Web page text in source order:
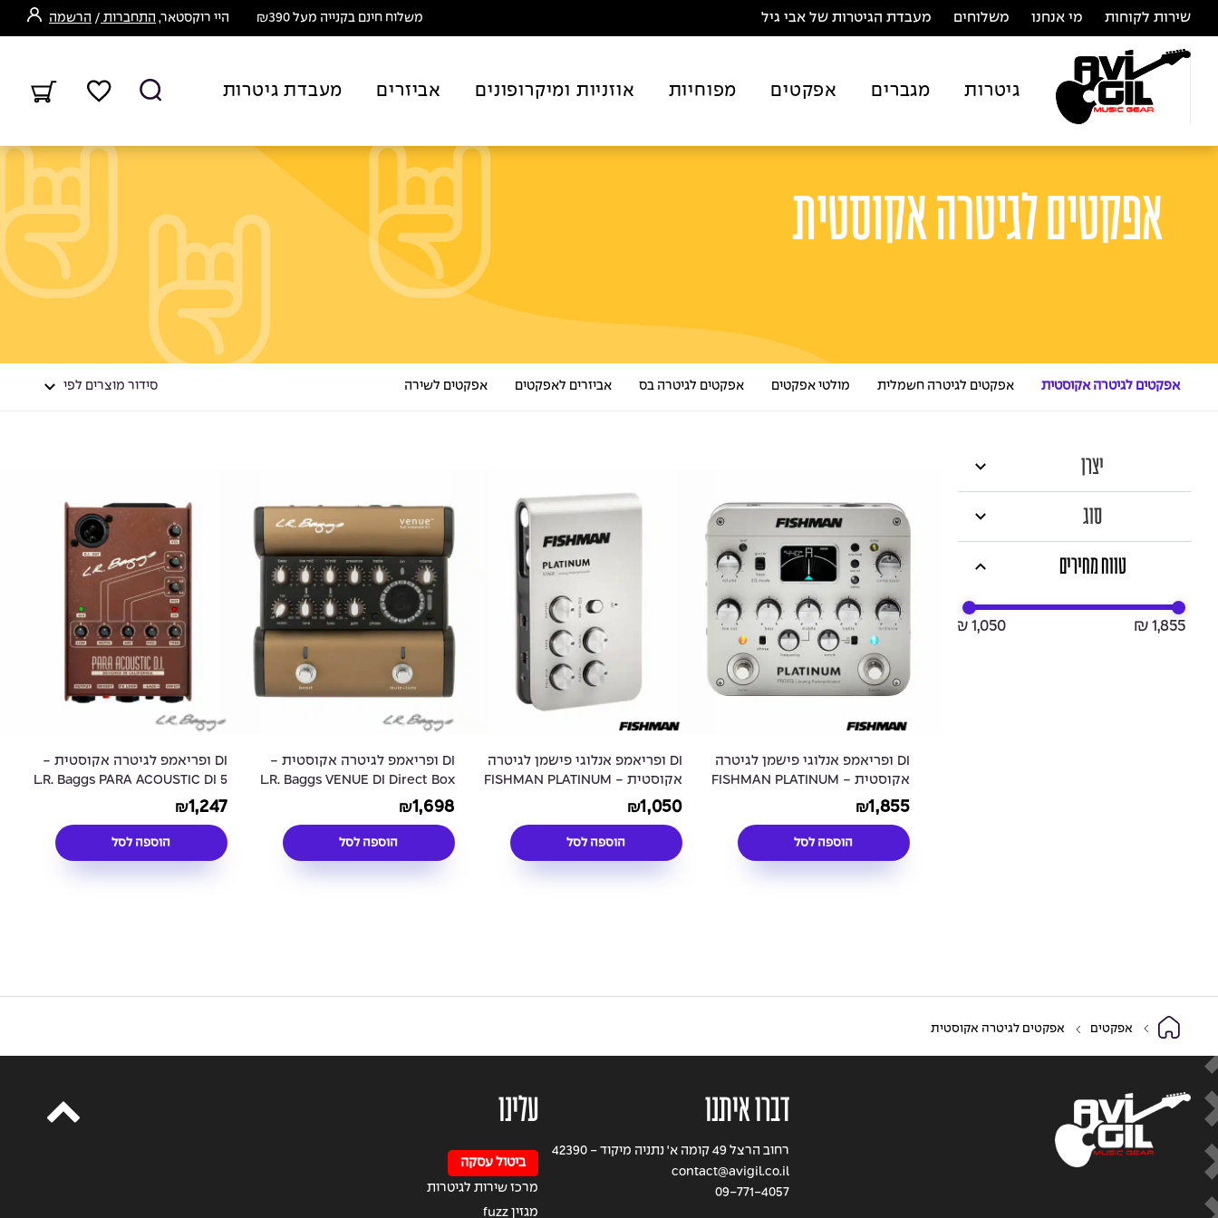
שירות לקוחות מי אנחנו משלוחים מעבדת הגיטרות של אבי גיל משלוח חינם בקנייה מעל ₪390 היי רוקסטאר, התחברות / הרשמה
גיטרות מגברים אפקטים מפוחיות אוזניות ומיקרופונים אביזרים מעבדת גיטרות
אפקטים לגיטרה אקוסטית
סידור מוצרים לפי אפקטים לגיטרה אקוסטית אפקטים לגיטרה חשמלית מולטי אפקטים אפקטים לגיטרה בס אביזרים לאפקטים אפקטים לשירה
יצרן
סוג
טווח מחירים
₪ 1,050 ₪ 1,855
DI ופריאמפ אנלוגי פישמן לגיטרה
אקוסטית - FISHMAN PLATINUM
PRO EQ Analog
PreAmplification + DI
₪1,855
הוספה לסל
DI ופריאמפ אנלוגי פישמן לגיטרה
אקוסטית - FISHMAN PLATINUM
STAGE Analog
PreAmplification + DI
₪1,050
הוספה לסל
DI ופריאמפ לגיטרה אקוסטית -
L.R. Baggs VENUE DI Direct Box
- PreAmp/EQ - Tuner
₪1,698
הוספה לסל
DI ופריאמפ לגיטרה אקוסטית -
L.R. Baggs PARA ACOUSTIC DI 5
Band EQ / Direct Box
₪1,247
הוספה לסל
אפקטים אפקטים לגיטרה אקוסטית
דברו איתנו
רחוב הרצל 49 קומה א' נתניה מיקוד - 42390
contact@avigil.co.il
09-771-4057
עלינו
ביטול עסקה
מרכז שירות לגיטרות
מגזין fuzz